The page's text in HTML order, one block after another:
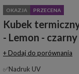
OKAZJA PRZECENA
Kubek
- Lemon - czarny
+ Dodaj do porównania
✅Nadruk UV